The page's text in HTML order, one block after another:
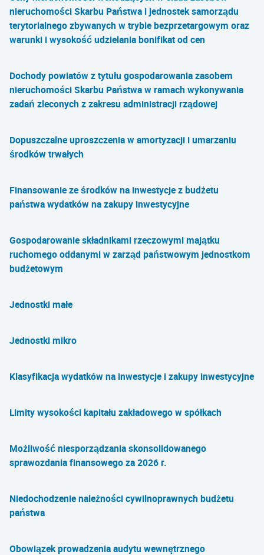
nieruchomości Skarbu Państwa i jednostek samorządu
terytorialnego zbywanych w trybie bezprzetargowym oraz
warunki i wysokość udzielania bonifikat od cen
Dochody powiatów z tytułu gospodarowania zasobem
nieruchomości Skarbu Państwa w ramach wykonywania
zadań zleconych z zakresu administracji rządowej
Dopuszczalne uproszczenia w amortyzacji i umarzaniu
środków trwałych
Finansowanie ze środków na inwestycje z budżetu
państwa wydatków na zakupy inwestycyjne
Gospodarowanie składnikami rzeczowymi majątku
ruchomego oddanymi w zarząd państwowym jednostkom
budżetowym
Jednostki małe
Jednostki mikro
Klasyfikacja wydatków na inwestycje i zakupy inwestycyjne
Limity wysokości kapitału zakładowego w spółkach
Możliwość niesporządzania skonsolidowanego
sprawozdania finansowego za 2026 r.
Niedochodzenie należności cywilnoprawnych budżetu
państwa
Obowiązek prowadzenia audytu wewnętrznego